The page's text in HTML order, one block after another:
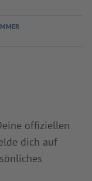
offiziellen
dich auf